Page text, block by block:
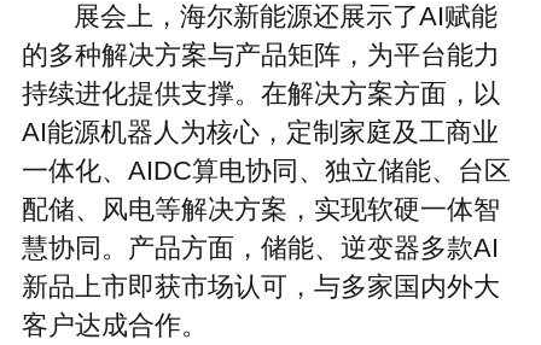
展会上，海尔新能源还展示了AI赋能
的多种解决方案与产品矩阵，为平台能力
持续进化提供支撑。在解决方案方面，以
AI能源机器人为核心，定制家庭及工商业
一体化、AIDC算电协同、独立储能、台区
配储、风电等解决方案，实现软硬一体智
慧协同。产品方面，储能、逆变器多款AI
新品上市即获市场认可，与多家国内外大
客户达成合作。